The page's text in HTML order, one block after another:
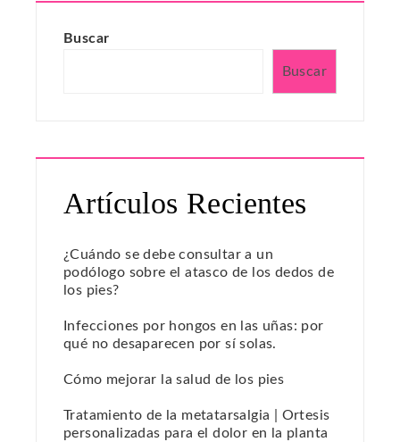
Buscar
Buscar
Artículos Recientes
¿Cuándo se debe consultar a un
podólogo sobre el atasco de los dedos de
los pies?
Infecciones por hongos en las uñas: por
qué no desaparecen por sí solas.
Cómo mejorar la salud de los pies
Tratamiento de la metatarsalgia | Ortesis
personalizadas para el dolor en la planta